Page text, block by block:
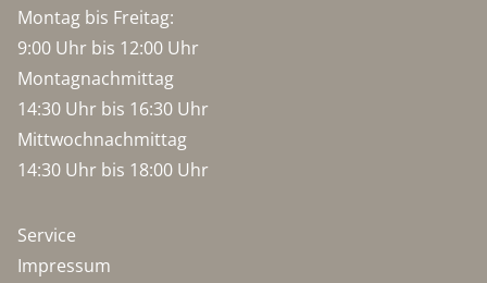
Montag bis Freitag:
9:00 Uhr bis 12:00 Uhr
Montagnachmittag
14:30 Uhr bis 16:30 Uhr
Mittwochnachmittag
14:30 Uhr bis 18:00 Uhr
Service
Impressum